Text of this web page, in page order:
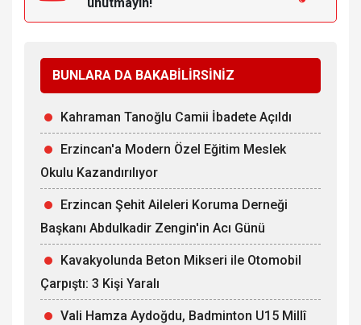
unutmayın!
BUNLARA DA BAKABİLİRSİNİZ
Kahraman Tanoğlu Camii İbadete Açıldı
Erzincan'a Modern Özel Eğitim Meslek
Okulu Kazandırılıyor
Erzincan Şehit Aileleri Koruma Derneği
Başkanı Abdulkadir Zengin'in Acı Günü
Kavakyolunda Beton Mikseri ile Otomobil
Çarpıştı: 3 Kişi Yaralı
Vali Hamza Aydoğdu, Badminton U15 Millî